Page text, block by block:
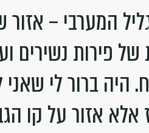
המערבי – אזור
פירות נשירים
היה ברור לי
אלא אזור על קו